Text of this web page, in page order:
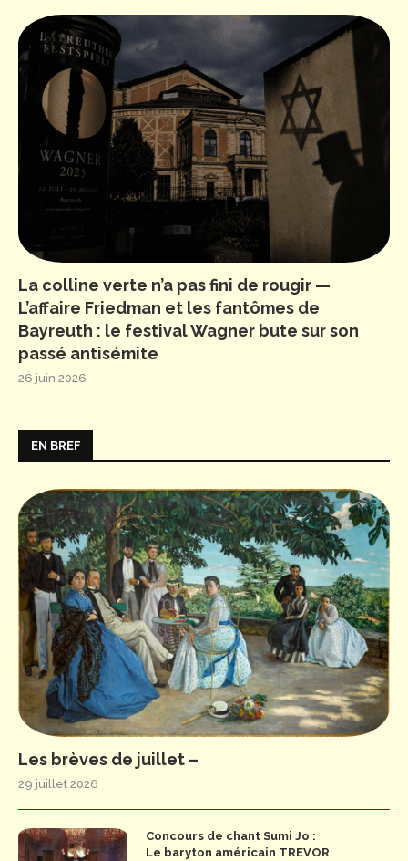
La colline verte n’a pas fini de rougir —
L’affaire Friedman et les fantômes de
Bayreuth : le festival Wagner bute sur son
passé antisémite
26 juin 2026
EN BREF
Les brèves de juillet –
29 juillet 2026
Concours de chant Sumi Jo :
Le baryton américain TREVOR